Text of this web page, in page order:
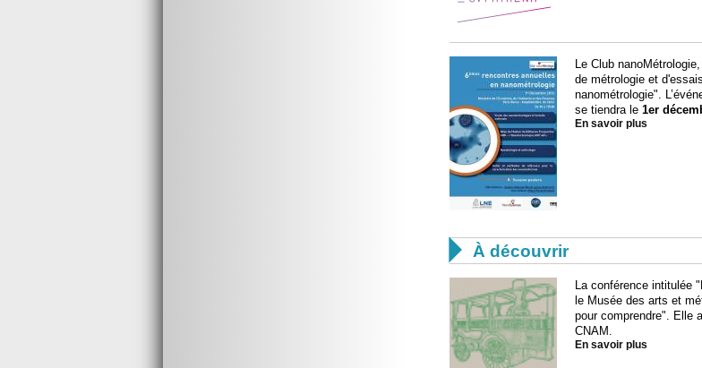
Le Club
de métrologie et
nanométrologie".
se tiendra le 1er
En savoir plus
 À découvrir
La conférence intitulée
le Musée des arts et
pour comprendre". Elle
CNAM.
En savoir plus